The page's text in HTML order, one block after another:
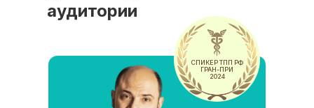
СПИКЕР ТПП РФ
ГРАН-ПРИ
2024
аудитории